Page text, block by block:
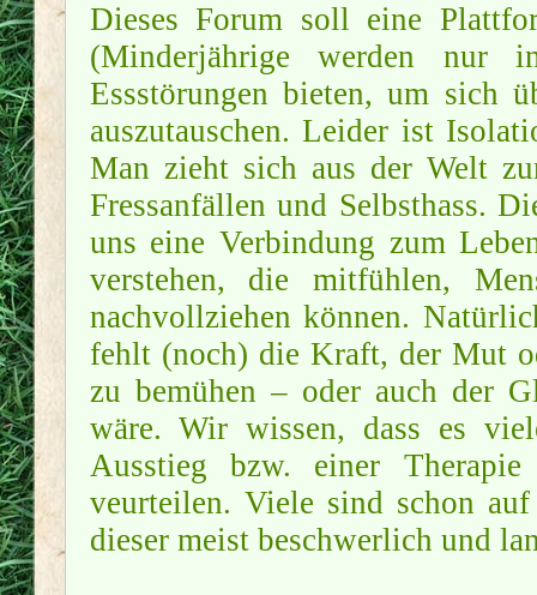
Dieses Forum soll eine
(Minderjährige werden nur
Essstörungen bieten, um sich
auszutauschen. Leider ist
Man zieht sich aus der Welt
Fressanfällen und Selbsthass.
uns eine Verbindung zum
verstehen, die mitfühlen,
nachvollziehen können.
fehlt (noch) die Kraft, der Mut
zu bemühen – oder auch der
wäre. Wir wissen, dass es
Ausstieg bzw. einer
veurteilen. Viele sind schon
dieser meist beschwerlich und